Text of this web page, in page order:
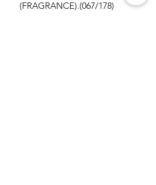
(FRAGRANCE).(067/178)